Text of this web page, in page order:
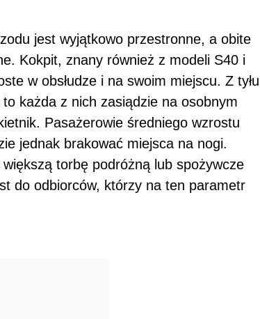
jest wyjątkowo przestronne, a obite
Kokpit, znany również z modeli S40 i
w obsłudze i na swoim miejscu. Z tyłu
każda z nich zasiądzie na osobnym
Pasażerowie średniego wzrostu
jednak brakować miejsca na nogi.
torbę podróżną lub spożywcze
do odbiorców, którzy na ten parametr